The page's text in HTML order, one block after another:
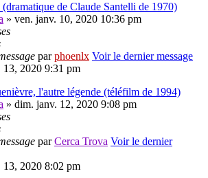
de Claude Santelli de 1970)
» ven. janv. 10, 2020 10:36 pm
parphoenlx Voir le dernier message
13, 2020 9:31 pm
l'autre légende (téléfilm de 1994)
» dim. janv. 12, 2020 9:08 pm
parCerca Trova Voir le dernier
13, 2020 8:02 pm